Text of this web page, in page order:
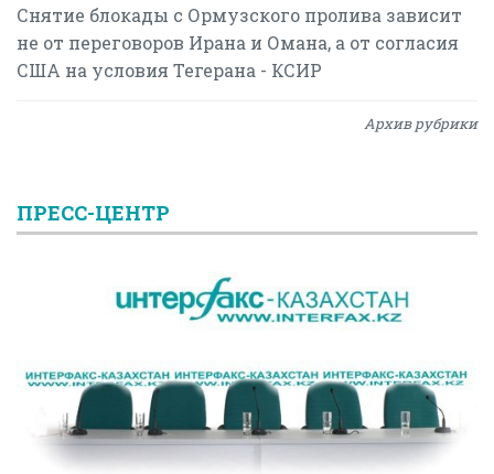
Снятие блокады с Ормузского пролива зависит
не от переговоров Ирана и Омана, а от согласия
США на условия Тегерана - КСИР
Архив рубрики
ПРЕСС-ЦЕНТР